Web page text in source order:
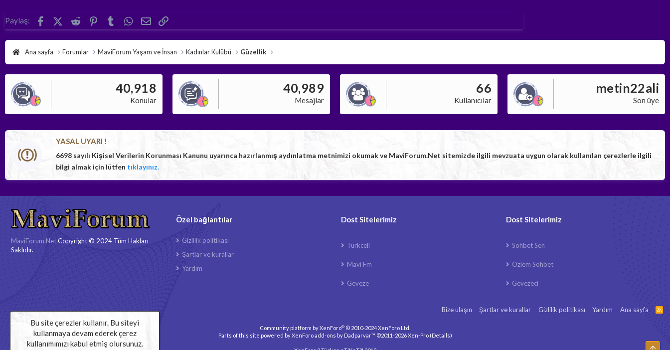
Paylaş: FacebookX (Twitter)
Reddit Pinterest
Tumblr WhatsApp
E-posta
Ana sayfa Forumlar MaviForum Yaşam ve İnsan Kadınlar Kulübü Güzellik
40,918
Konular
40,989
Mesajlar
66
Kullanıcılar
metin22ali
Son üye
YASAL UYARI !
6698 sayılı Kişisel Verilerin Korunması Kanunu uyarınca hazırlanmış aydınlatma metnimizi okumak ve MaviForum.Net sitemizde ilgili mevzuata uygun olarak kullanılan çerezlerle ilgili
bilgi almak için lütfen tıklayınız.
MaviForum.NetCopyright © 2024 Tüm Hakları
Saklıdır.
Özel bağlantılar
Gizlilik politikası
Şartlar ve kurallar
Yardım
Dost Sitelerimiz
Turkcell
Mavi Fm
Geveze
Dost Sitelerimiz
Sohbet Sen
Özlem Sohbet
Gevezeci
Bize ulaşın Şartlar ve kurallar Gizlilik politikası Yardım Ana sayfa
R
Community platform by XenForo® © 2010-2024 XenForo Ltd.
Parts of this site powered byXenForo add-ons by Dadparvar™ ©2011-2026Xen-Pro(Details)
Bu site çerezler kullanır. Bu siteyi
kullanmaya devam ederek çerez
kullanımımızı kabul etmiş olursunuz.
Üst